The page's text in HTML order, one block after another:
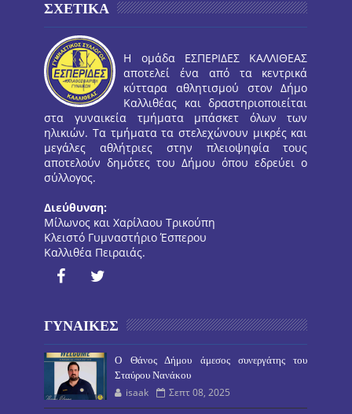
ΣΧΕΤΙΚΑ
Η ομάδα ΕΣΠΕΡΙΔΕΣ ΚΑΛΛΙΘΕΑΣ
αποτελεί ένα από τα κεντρικά
κύτταρα αθλητισμού στον Δήμο
Καλλιθέας και δραστηριοποιείται
στα γυναικεία τμήματα μπάσκετ όλων των
ηλικιών. Τα τμήματα τα στελεχώνουν μικρές και
μεγάλες αθλήτριες στην πλειοψηφία τους
αποτελούν δημότες του Δήμου όπου εδρεύει ο
σύλλογος.
Διεύθυνση:
Μίλωνος και Χαρίλαου Τρικούπη
Κλειστό Γυμναστήριο Έσπερου
Καλλιθέα Πειραιάς.
ΓΥΝΑΙΚΕΣ
O Θάνος Δήμου άμεσος συνεργάτης του
Σταύρου Νανάκου
isaak Σεπτ 08, 2025